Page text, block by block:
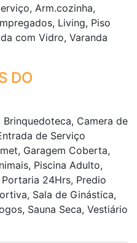
Arm.cozinha,
Living, Piso
com Vidro, Varanda
DO
Camera de
de Serviço
Garagem Coberta,
Piscina Adulto,
24Hrs, Predio
Sala de Ginástica,
Sauna Seca, Vestiário